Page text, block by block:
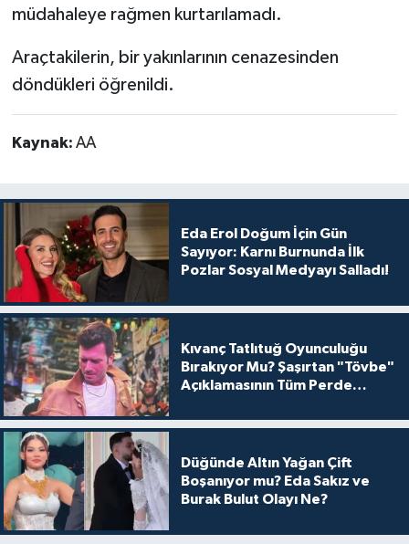
müdahaleye rağmen kurtarılamadı.
Araçtakilerin, bir yakınlarının cenazesinden
döndükleri öğrenildi.
Kaynak: AA
Eda Erol Doğum İçin Gün
Sayıyor: Karnı Burnunda İlk
Pozlar Sosyal Medyayı Salladı!
Kıvanç Tatlıtuğ Oyunculuğu
Bırakıyor Mu? Şaşırtan "Tövbe"
Açıklamasının Tüm Perde
Düğünde Altın Yağan Çift
Boşanıyor mu? Eda Sakız ve
Burak Bulut Olayı Ne?